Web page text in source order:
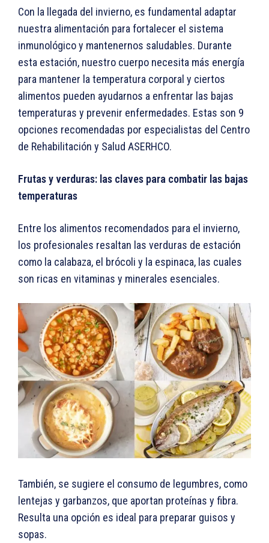
Con la llegada del invierno, es fundamental adaptar
nuestra alimentación para fortalecer el sistema
inmunológico y mantenernos saludables. Durante
esta estación, nuestro cuerpo necesita más energía
para mantener la temperatura corporal y ciertos
alimentos pueden ayudarnos a enfrentar las bajas
temperaturas y prevenir enfermedades. Estas son 9
opciones recomendadas por especialistas del Centro
de Rehabilitación y Salud ASERHCO.
Frutas y verduras: las claves para combatir las bajas
temperaturas
Entre los alimentos recomendados para el invierno,
los profesionales resaltan las verduras de estación
como la calabaza, el brócoli y la espinaca, las cuales
son ricas en vitaminas y minerales esenciales.
También, se sugiere el consumo de legumbres, como
lentejas y garbanzos, que aportan proteínas y fibra.
Resulta una opción es ideal para preparar guisos y
sopas.